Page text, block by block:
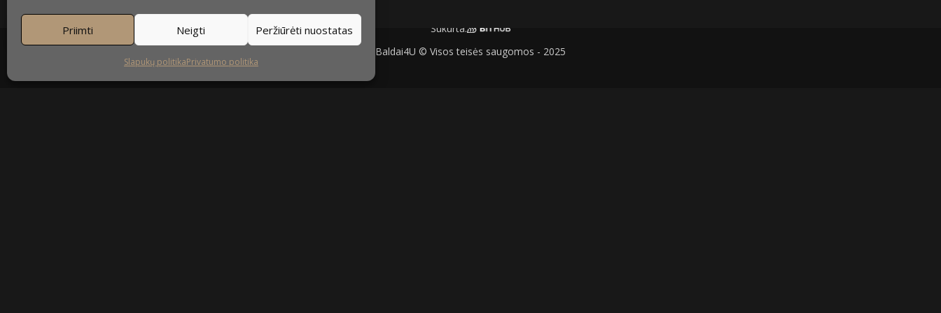
Priimti Neigti Peržiūrėti nuostatas
Slapukų politikaPrivatumo politika
Sukurta:
Baldai4U © Visos teisės saugomos - 2025